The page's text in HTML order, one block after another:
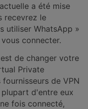
a été mise
recevrez le
utiliser WhatsApp »
connecter.
de changer votre
Private
de VPN
d'entre eux
fois connecté,